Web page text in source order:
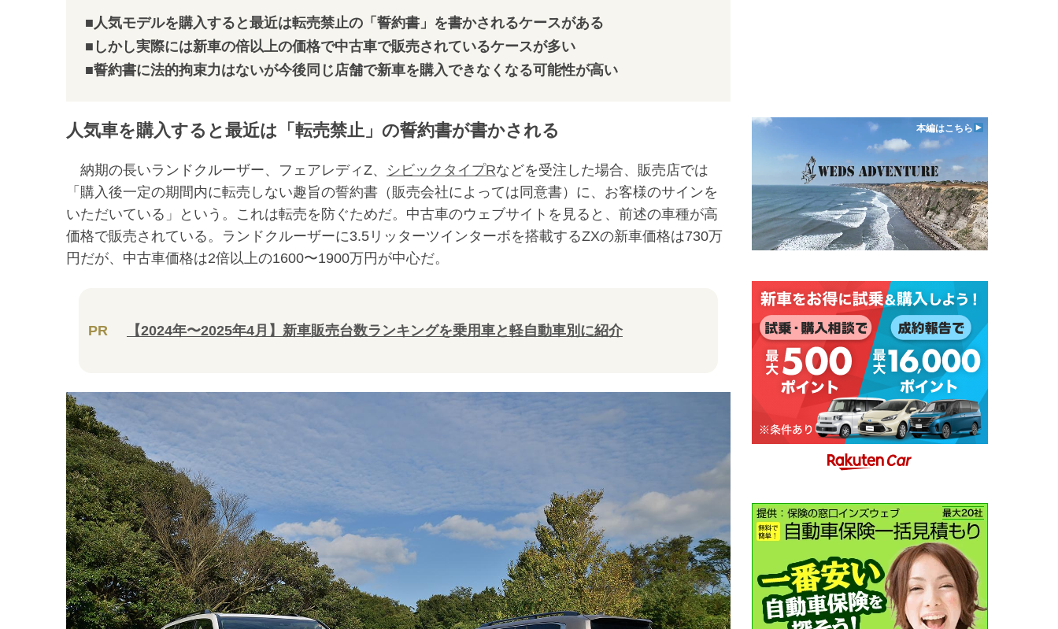
■人気モデルを購入すると最近は転売禁止の「誓約書」を書かされるケースがある
■しかし実際には新車の倍以上の価格で中古車で販売されているケースが多い
■誓約書に法的拘束力はないが今後同じ店舗で新車を購入できなくなる可能性が高い
人気車を購入すると最近は「転売禁止」の誓約書が書かされる
納期の長いランドクルーザー、フェアレディZ、 シビックタイプRなどを受注した場合、販売店では
「購入後一定の期間内に転売しない趣旨の誓約書（販売会社によっては同意書）に、お客様のサインを
いただいている」という。これは転売を防ぐためだ。中古車のウェブサイトを見ると、前述の車種が高
価格で販売されている。ランドクルーザーに3.5リッターツインターボを搭載するZXの新車価格は730万
円だが、中古車価格は2倍以上の1600〜1900万円が中心だ。
PR 【2024年〜2025年4月】新車販売台数ランキングを乗用車と軽自動車別に紹介
本編はこちら